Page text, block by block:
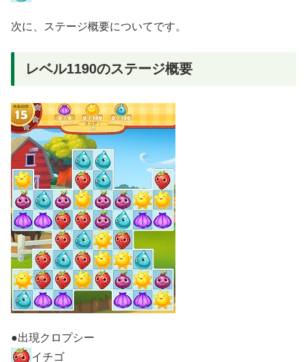
次に、ステージ概要についてです。
レベル1190のステージ概要
●出現クロプシー
イチゴ